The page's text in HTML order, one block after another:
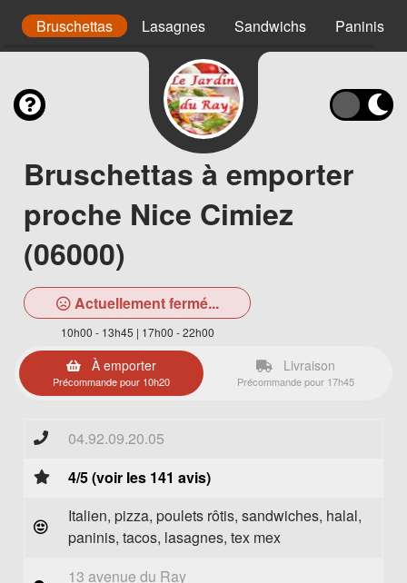
Bruschettas Lasagnes Sandwichs Paninis
Bruschettas à emporter
proche Nice Cimiez
(06000)
Actuellement fermé...
10h00 - 13h45 | 17h00 - 22h00
À emporter
Précommande pour 10h20
Livraison
Précommande pour 17h45
04.92.09.20.05
4/5 (voir les 141 avis)
Italien, pizza, poulets rôtis, sandwiches, halal,
paninis, tacos, lasagnes, tex mex
13 avenue du Ray